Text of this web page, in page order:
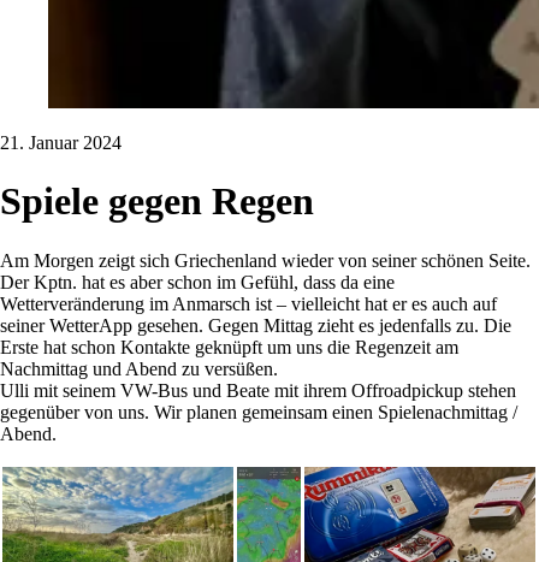
21. Januar 2024
Spiele gegen Regen
Am Morgen zeigt sich Griechenland wieder von seiner schönen Seite.
Der Kptn. hat es aber schon im Gefühl, dass da eine
Wetterveränderung im Anmarsch ist – vielleicht hat er es auch auf
seiner WetterApp gesehen. Gegen Mittag zieht es jedenfalls zu. Die
Erste hat schon Kontakte geknüpft um uns die Regenzeit am
Nachmittag und Abend zu versüßen.
Ulli mit seinem VW-Bus und Beate mit ihrem Offroadpickup stehen
gegenüber von uns. Wir planen gemeinsam einen Spielenachmittag /
Abend.